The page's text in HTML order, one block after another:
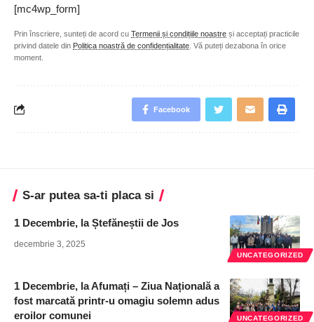
[mc4wp_form]
Prin înscriere, sunteți de acord cu Termenii și condițiile noastre și acceptați practicile
privind datele din Politica noastră de confidențialitate . Vă puteți dezabona în orice
moment.
Facebook
S-ar putea sa-ti placa si
UNCATEGORIZED
1 Decembrie, la Ștefăneștii de Jos
decembrie 3, 2025
UNCATEGORIZED
1 Decembrie, la Afumați – Ziua Națională a
fost marcată printr-u omagiu solemn adus
eroilor comunei